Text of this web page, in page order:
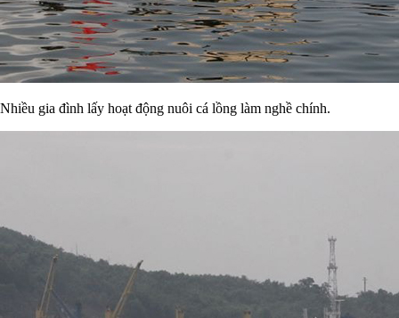
Nhiều gia đình lấy hoạt động nuôi cá lồng làm nghề chính.